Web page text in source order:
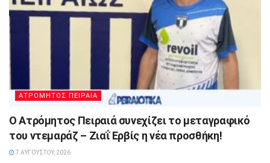
ΑΤΡΟΜΗΤΟΣ ΠΕΙΡΑΙΑ
Ο Ατρόμητος Πειραιά συνεχίζει το μεταγραφικό
του ντεμαράζ – Ζιαΐ Ερβίς η νέα προσθήκη!
7 ΑΥΓΟΎΣΤΟΥ, 2026